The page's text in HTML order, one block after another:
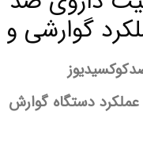
گوارشی
دستگاه گوارش